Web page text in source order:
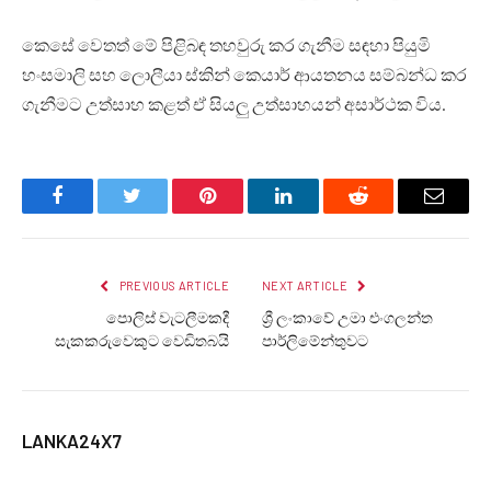
කෙසේ වෙතත් මේ පිළිබඳ තහවුරු කර ගැනීම සඳහා පියුමි
හංසමාලි සහ ලොලීයා ස්කින් කෙයාර් ආයතනය සම්බන්ධ කර
ගැනීමට උත්සාහ කළත් ඒ සියලු උත්සාහයන් අසාර්ථක විය.
FacebookTwitter Pinterest LinkedInReddit Email
PREVIOUS ARTICLE
පොලිස් වැටලීමකදී
සැකකරුවෙකුට වෙඩිතබයි
NEXT ARTICLE
ශ්‍රී ලංකාවේ උමා එංගලන්ත
පාර්ලිමේන්තුවට
LANKA24X7